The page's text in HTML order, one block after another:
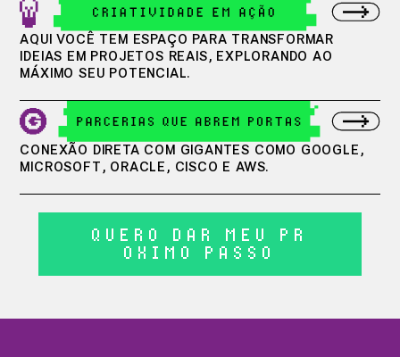
AQUI VOCÊ TEM ESPAÇO PARA TRANSFORMAR
IDEIAS EM PROJETOS REAIS, EXPLORANDO AO
MÁXIMO SEU POTENCIAL.
CONEXÃO DIRETA COM GIGANTES COMO GOOGLE,
MICROSOFT, ORACLE, CISCO E AWS.
QUERO DAR MEU PR
Ó XIMO PASSO